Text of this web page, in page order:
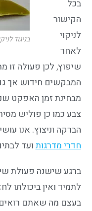
בניגוד
בכל
הקישור
לניקוי
לאחר
שיפוץ, לכן פעולה זו
המבקשים חידוש אך
מבחינת זמן האפקט
צבע כמו כן פוליש
הברקה וניצוץ. אנו
חדרי מדרגותועד
ברגע שישנה פעולת
לתמיד ואין ביכולתו
בעצם מה שאתם